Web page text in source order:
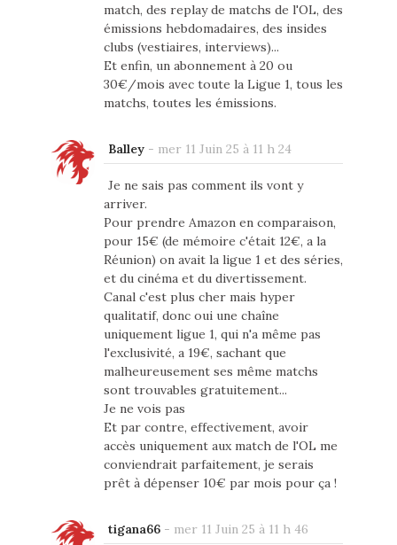
match, des replay de matchs de l'OL, des
émissions hebdomadaires, des insides
clubs (vestiaires, interviews)...
Et enfin, un abonnement à 20 ou
30€/mois avec toute la Ligue 1, tous les
matchs, toutes les émissions.
Balley- mer 11 Juin 25 à 11 h 24
Je ne sais pas comment ils vont y
arriver.
Pour prendre Amazon en comparaison,
pour 15€ (de mémoire c'était 12€, a la
Réunion) on avait la ligue 1 et des séries,
et du cinéma et du divertissement.
Canal c'est plus cher mais hyper
qualitatif, donc oui une chaîne
uniquement ligue 1, qui n'a même pas
l'exclusivité, a 19€, sachant que
malheureusement ses même matchs
sont trouvables gratuitement...
Je ne vois pas
Et par contre, effectivement, avoir
accès uniquement aux match de l'OL me
conviendrait parfaitement, je serais
prêt à dépenser 10€ par mois pour ça !
tigana66- mer 11 Juin 25 à 11 h 46